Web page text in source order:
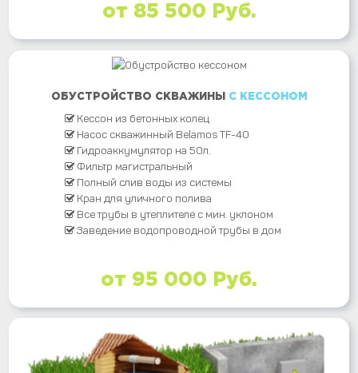
от 85 500 Руб.
ОБУСТРОЙСТВО СКВАЖИНЫ С КЕССОНОМ
Кессон из бетонных колец
Насос скважинный Belamos TF-40
Гидроаккумулятор на 50л.
Фильтр магистральный
Полный слив воды из системы
Кран для уличного полива
Все трубы в утеплителе с мин. уклоном
Заведение водопроводной трубы в дом
от 95 000 Руб.